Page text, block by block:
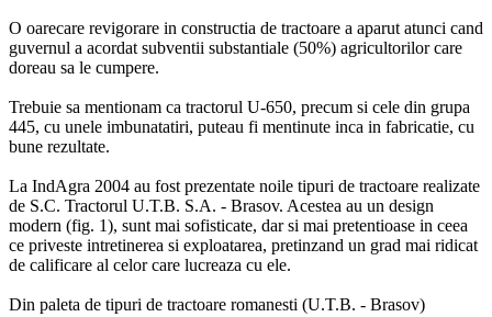
O oarecare revigorare in constructia de tractoare a aparut atunci cand
guvernul a acordat subventii substantiale (50%) agricultorilor care
doreau sa le cumpere.
Trebuie sa mentionam ca tractorul U-650, precum si cele din grupa
445, cu unele imbunatatiri, puteau fi mentinute inca in fabricatie, cu
bune rezultate.
La IndAgra 2004 au fost prezentate noile tipuri de tractoare realizate
de S.C. Tractorul U.T.B. S.A. - Brasov. Acestea au un design
modern (fig. 1), sunt mai sofisticate, dar si mai pretentioase in ceea
ce priveste intretinerea si exploatarea, pretinzand un grad mai ridicat
de calificare al celor care lucreaza cu ele.
Din paleta de tipuri de tractoare romanesti (U.T.B. - Brasov)